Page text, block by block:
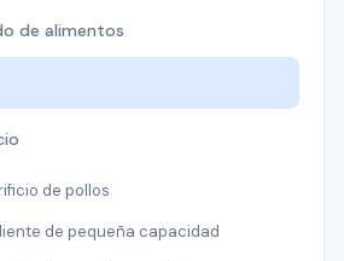
de alimentos
de pollos
de pequeña capacidad